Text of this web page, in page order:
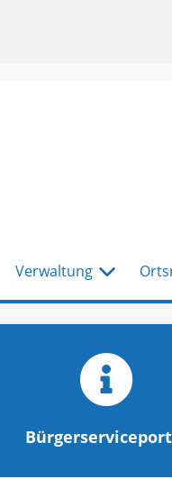
Verwaltung